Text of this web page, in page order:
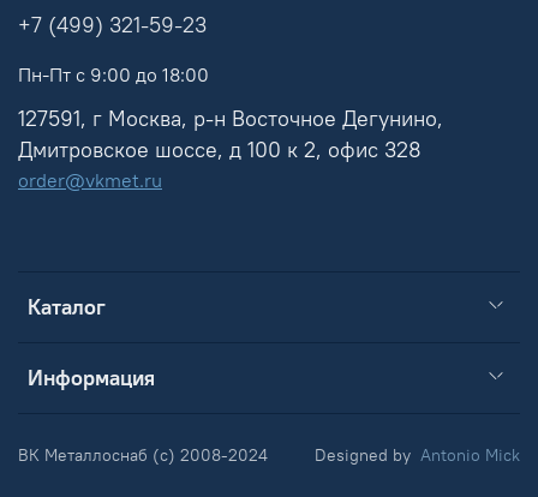
Каталог
Информация
+7 (499) 321-59-23
Пн-Пт с 9:00 до 18:00
127591, г Москва, р-н Восточное Дегунино,
Дмитровское шоссе, д 100 к 2, офис 328
order@vkmet.ru
ВК Металлоснаб (c) 2008-2024 Designed by Antonio Mick